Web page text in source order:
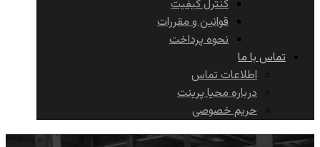
کنترل کیفیت
قوانین و مقررات
نحوه پرداخت
تماس با ما
اطلاعات تماس
درباره محیا پرینت
حریم خصوصی